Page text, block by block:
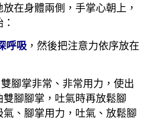
在身體兩側，手掌心朝上，
呼吸，然後把注意力依序放在
腳掌非常、非常用力，使出
腳腳掌，吐氣時再放鬆腳
、腳掌用力，吐氣、放鬆腳